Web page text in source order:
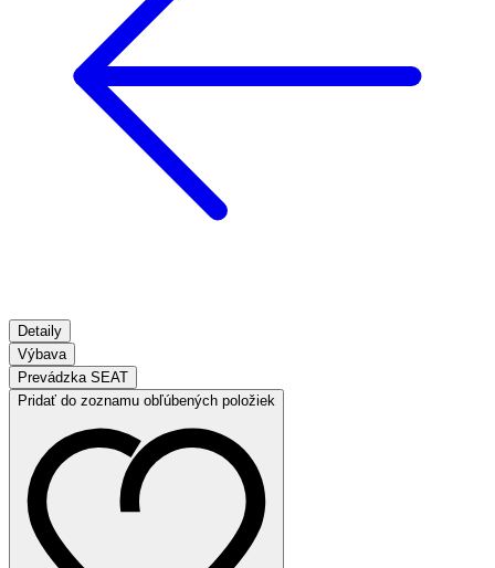
Detaily
Výbava
Prevádzka SEAT
Pridať do zoznamu obľúbených položiek